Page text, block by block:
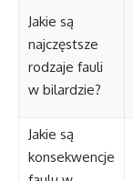
Jakie są
najczęstsze
rodzaje fauli
w bilardzie?
Jakie są
konsekwencje